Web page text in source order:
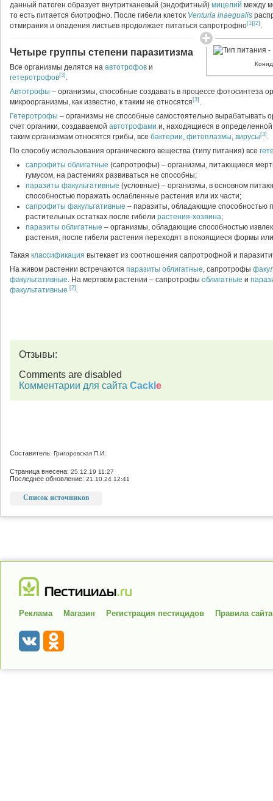
данный патоген образует внутритканевый (эндофитный) мицелий между
то есть питается биотрофно. После гибели клеток Venturia inaegualis
отмирания и опадения листьев продолжает питаться сапротрофно[1] [2] .
Четыре группы степени паразитизма
Все организмы делятся на автотрофов и
гетеротрофов[3] .
Автотрофы – организмы, способные создавать в процессе фотосинтеза
микроорганизмы, как известно, к таким не относятся [3] .
Гетеротрофы – организмы не способные самостоятельно вырабатывать
счет органики, создаваемой автотрофами и, находящиеся в определенной
таким организмам относятся грибы, все бактерии, фитоплазмы, вирусы [3] .
По способу использования органического вещества (типу питания) все
сапрофиты облигатные (сапротрофы) – организмы, питающиеся
гумусом, на растениях развиваться не способны;
паразиты факультативные (условные) – организмы, в основном
способностью поражать ослабленные растения или их части;
сапрофиты факультативные – паразиты, обладающие способностью
растительных остатках после гибели растения-хозяина;
паразиты облигатные – организмы, обладающие способностью
растения, после гибели растения переходят в покоящиеся формы
Такая классификация вытекает из соотношения сапротрофной и
На живом растении встречаются паразиты облигатные, сапротрофы
факультативные. На мертвом растении – сапротрофы облигатные и
факультативные [2] .
Отзывы:
Comments are disabled
Комментарии для сайта Cackl e
Составитель: Григоровская П.И.
Страница внесена: 25.12.19 11:27
Последнее обновление: 21.10.24 12:41
Список источников
Реклама Магазин Регистрация пестицидов Правила сайта